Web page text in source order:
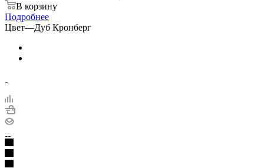
В корзину
Подробнее
Цвет—Дуб Кронберг